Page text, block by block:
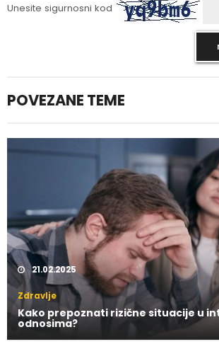
Unesite sigurnosni kod
POVEZANE TEME
21.02.2025
Zdravlje
Kako prepoznati rizične situacije u
odnosima?